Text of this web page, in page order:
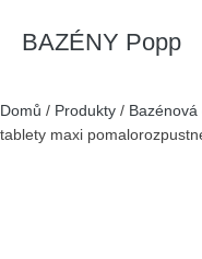
BAZÉNY Popp
Domů / Produkty /
tablety maxi